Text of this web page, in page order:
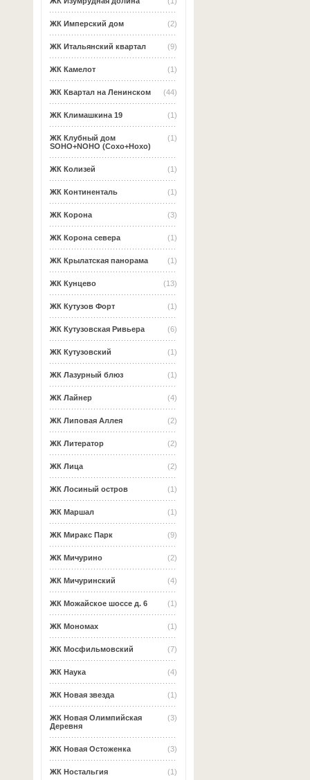
(2)
ЖК Имперский дом
(9)
ЖК Итальянский квартал
(1)
ЖК Камелот
(44)
ЖК Квартал на Ленинском
(1)
ЖК Климашкина 19
(1)
ЖК Клубный дом
SOHO+NOHO (Сохо+Нохо)
(1)
ЖК Колизей
(1)
ЖК Континенталь
(3)
ЖК Корона
(1)
ЖК Корона севера
(1)
ЖК Крылатская панорама
(13)
ЖК Кунцево
(1)
ЖК Кутузов Форт
(6)
ЖК Кутузовская Ривьера
(1)
ЖК Кутузовский
(1)
ЖК Лазурный блюз
(4)
ЖК Лайнер
(2)
ЖК Липовая Аллея
(2)
ЖК Литератор
(2)
ЖК Лица
(1)
ЖК Лосиный остров
(1)
ЖК Маршал
(9)
ЖК Миракс Парк
(2)
ЖК Мичурино
(4)
ЖК Мичуринский
(1)
ЖК Можайское шоссе д. 6
(1)
ЖК Мономах
(7)
ЖК Мосфильмовский
(4)
ЖК Наука
(1)
ЖК Новая звезда
(3)
ЖК Новая Олимпийская
Деревня
(3)
ЖК Новая Остоженка
(1)
ЖК Ностальгия